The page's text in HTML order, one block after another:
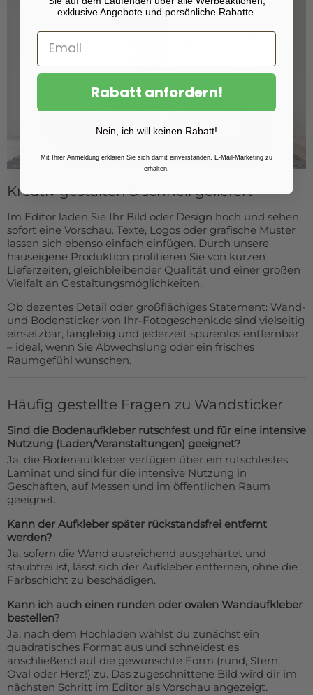
Kreativ gestalten & schnell geliefert
Im Editor laden Sie Ihr Bild oder Design hoch und sehen
sofort eine Vorschau. Texte, Logos oder grafische Muster
lassen sich ebenso einfach einfügen. Durch unsere
hauseigene Produktion profitieren Sie von kurzen
Lieferzeiten, gleichbleibender Qualität und einer großen
Vielfalt an Gestaltungsmöglichkeiten.
Ob dezentes Detail oder großflächiges Statement: Wand-
und Bodensticker von Ihr-Fotogeschenk.de sind vielseitig
einsetzbar, langlebig und jederzeit spurenlos entfernbar
– ideal, wenn Sie Abwechslung oder ein frisches
Raumgefühl wünschen.
Häufig gestellte Fragen zu Wandsticker
Sind die Bodenaufkleber rutschfest und für eine intensive
Nutzung (Laden/Veranstaltungen) geeignet?
Ja, die Bodenaufkleber verfügen über ein rutschfestes
Laminat und sind für die intensive Nutzung in
Geschäften, auf Messen und im öffentlichen Raum
geeignet.
Kann der Aufkleber später rückstandsfrei entfernt
werden?
Ja, sofern die Wand ausreichend ausgehärtet und
staubfrei ist, lässt sich der Aufkleber entfernen, ohne die
Farbschicht zu beschädigen.
Kann ich auch einen runden oder ovalen Wandaufkleber
bestellen?
Ja, nach dem Hochladen wählst du zunächst ein
quadratisches Format aus und schneidest es
anschließend auf die gewünschte Form (rund, Stern,
Oval oder Herz!) zu. Das zugeschnittene Bild wird dir im
nächsten Schritt im Editor als Vorschau angezeigt.
exklusive Angebote und persönliche Rabatte.
Rabatt anfordern!
Nein, ich will keinen Rabatt!
Mit Ihrer Anmeldung erklären Sie sich damit einverstanden, E-Mail-Marketing zu
erhalten.